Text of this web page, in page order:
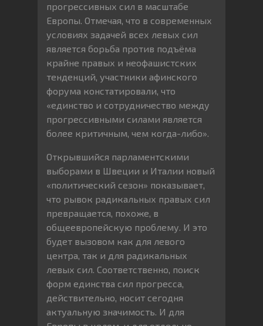
прогрессивных сил в масштабе
Европы. Отмечая, что в современных
условиях задачей всех левых сил
является борьба против подъёма
крайне правых и неофашистских
тенденций, участники афинского
форума констатировали, что
«единство и сотрудничество между
прогрессивными силами является
более критичным, чем когда-либо».
Открывшийся парламентскими
выборами в Швеции и Италии новый
«политический сезон» показывает,
что рывок радикальных правых сил
превращается, похоже, в
общеевропейскую проблему. И это
будет вызовом как для левого
центра, так и для радикальных
левых сил. Соответственно, поиск
форм единства сил прогресса,
действительно, носит сегодня
актуальную значимость. И для